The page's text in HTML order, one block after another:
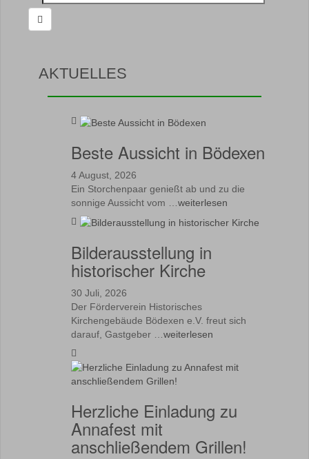
nach:
AKTUELLES
Beste Aussicht in Bödexen
4 August, 2026
Ein Storchenpaar genießt ab und zu die
sonnige Aussicht vom … weiterlesen
Bilderausstellung in
historischer Kirche
30 Juli, 2026
Der Förderverein Historisches
Kirchengebäude Bödexen e.V. freut sich
darauf, Gastgeber … weiterlesen
Herzliche Einladung zu
Annafest mit
anschließendem Grillen!